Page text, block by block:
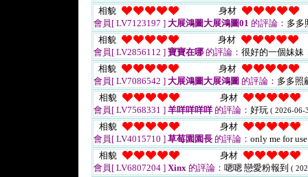
相貌
身材
會員[ LV7123197 ] 大展鴻圖大展鴻圖01 的評論： 多多
相貌
身材
會員[ LV2856112 ] 寶寶在哪 的評論： 很好的一個妹妹
相貌
身材
會員[ LV7086542 ] 大展鴻圖大展鴻圖 的評論： 多多照
相貌
身材
會員[ LV7568331 ] 羊咩咩咩咩的評論： 好玩 ( 2026-06-
相貌
身材
會員[ LV4015710 ] 草莓園園長 的評論： only me for
相貌
身材
會員[ LV6807204 ] Xinx 的評論： 嗯嗯 戀愛粉報到 (